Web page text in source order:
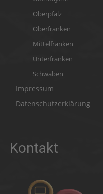
Oberpfalz
Oberfranken
Mittelfranken
Unterfranken
Schwaben
Impressum
Datenschutzerklärung
Kontakt